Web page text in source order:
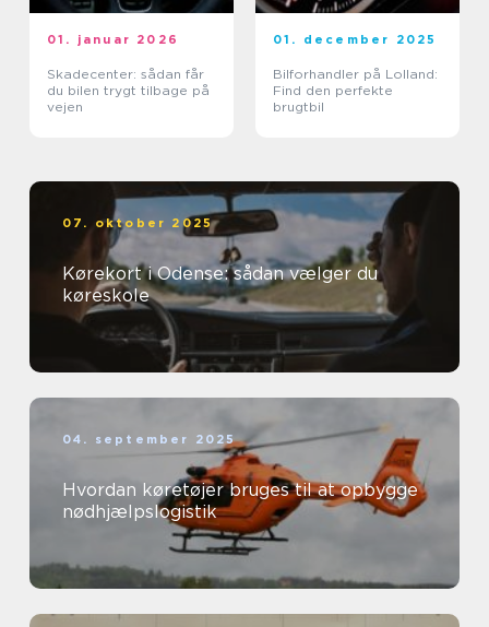
01. januar 2026
Skadecenter: sådan får
du bilen trygt tilbage på
vejen
01. december 2025
Bilforhandler på Lolland:
Find den perfekte
brugtbil
07. oktober 2025
Kørekort i Odense: sådan vælger du
køreskole
04. september 2025
Hvordan køretøjer bruges til at opbygge
nødhjælpslogistik